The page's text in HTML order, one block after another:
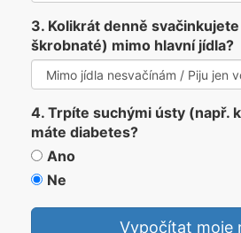
3. Kolikrát denně
škrobnaté) mimo hlavní jídla?
4. Trpíte suchými ústy (např.
máte diabetes?
Ano
Ne
Vypočítat moje